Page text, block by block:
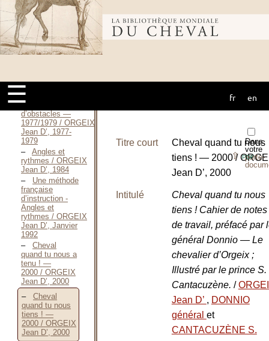
Bibliothèque
mondiale du
cheval
☰ fr en
Cheval
quand tu nous a
tenu ! —
1962 / ORGEIX
Jean D’, 1962
Jean D’, 1977
de saut
d’obstacles —
1977/1979 / ORGEIX
Jean D’, 1977-
1979
Angles et
rythmes / ORGEIX
Jean D’, 1984
Une méthode
française
d’instruction -
Angles et
rythmes / ORGEIX
Jean D’, Janvier
1992
Cheval
quand tu nous a
tenu ! —
2000 / ORGEIX
Jean D’, 2000
Cheval
quand tu nous
tiens ! —
2000 / ORGEIX
Jean D’, 2000
Dans
votre
porte-
⇪PDF
Titre court
Cheval quand tu nous
tiens ! — 2000 /
Jean D’, 2000
Intitulé
Cheval quand tu nous
tiens ! Cahier de notes
de travail, préfacé par
général Donnio — Le
chevalier d’Orgeix ;
Illustré par le prince S.
Cantacuzène. /
Jean D’ , DONNIO
général et
CANTACUZÈNE S.